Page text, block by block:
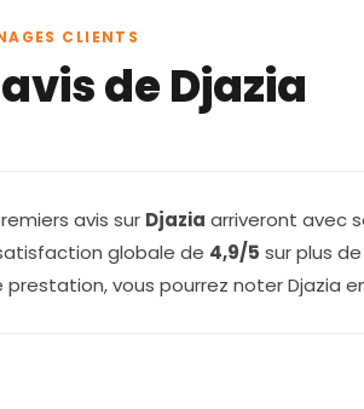
CLIENTS
de Djazia
avis sur Djazia arriveront avec
globale de 4,9/5 sur plus de
prestation, vous pourrez noter Djazia